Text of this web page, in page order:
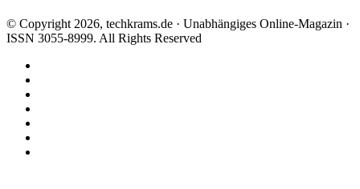
© Copyright 2026, techkrams.de · Unabhängiges Online-Magazin ·
ISSN 3055-8999. All Rights Reserved